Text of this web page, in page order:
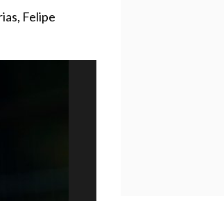
Felipe